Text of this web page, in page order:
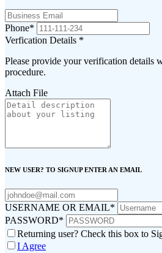
Phone*
Verfication Details *
Please provide your verification details
procedure.
Attach File
NEW USER? TO SIGNUP ENTER AN EMAIL
USERNAME OR EMAIL*
PASSWORD*
Returning user? Check this box to
I Agree